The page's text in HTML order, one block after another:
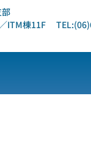
／ITM棟11F